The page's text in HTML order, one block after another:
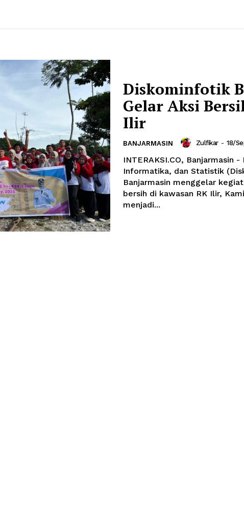
Diskominfotik
Gelar Aksi
Ilir
BANJARMASIN Zulfikar - 18/
INTERAKSI.CO, Banjarmasin -
Informatika, dan Statistik
Banjarmasin menggelar
bersih di kawasan RK Ilir,
menjadi...